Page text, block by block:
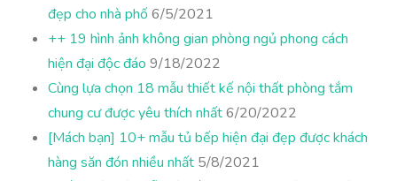
đẹp cho nhà phố6/5/2021
++ 19 hình ảnh không gian phòng ngủ phong cách
hiện đại độc đáo 9/18/2022
Cùng lựa chọn 18 mẫu thiết kế nội thất phòng tắm
chung cư được yêu thích nhất6/20/2022
[Mách bạn] 10+ mẫu tủ bếp hiện đại đẹp được khách
hàng săn đón nhiều nhất 5/8/2021